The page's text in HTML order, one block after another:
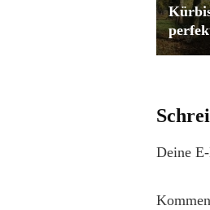
Deine